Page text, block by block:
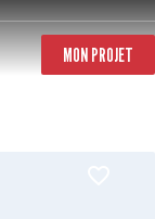
MON PROJET